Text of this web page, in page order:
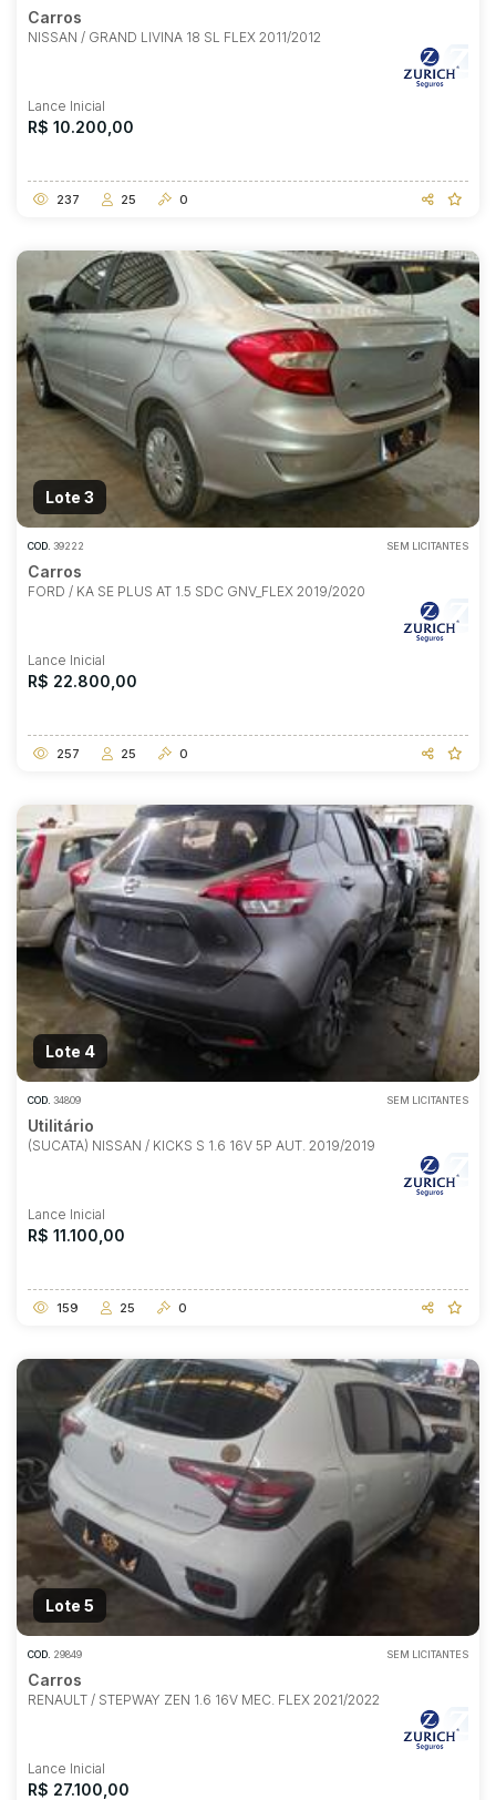
Carros
NISSAN / GRAND LIVINA 18 SL FLEX 2011/2012
Lance Inicial
R$ 10.200,00
237 25 0
Lote 3
COD. 39222 SEM LICITANTES
Carros
FORD / KA SE PLUS AT 1.5 SDC GNV_FLEX 2019/2020
Lance Inicial
R$ 22.800,00
257 25 0
Lote 4
COD. 34809 SEM LICITANTES
Utilitário
(SUCATA) NISSAN / KICKS S 1.6 16V 5P AUT. 2019/2019
Lance Inicial
R$ 11.100,00
159 25 0
Lote 5
COD. 29849 SEM LICITANTES
Carros
RENAULT / STEPWAY ZEN 1.6 16V MEC. FLEX 2021/2022
Lance Inicial
R$ 27.100,00